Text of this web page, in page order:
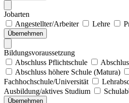
Jobarten
Angestellter/Arbeiter
Lehre
Übernehmen
Bildungsvoraussetzung
Abschluss Pflichtschule
Abschluss höhere Schule (Matura)
Fachhochschule/Universität
Ausbildung/aktives Studium
Übernehmen